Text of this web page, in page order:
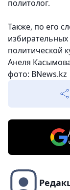
политолог.
Также, по его
избирательных
политической
Анеля
фото: BNews.kz